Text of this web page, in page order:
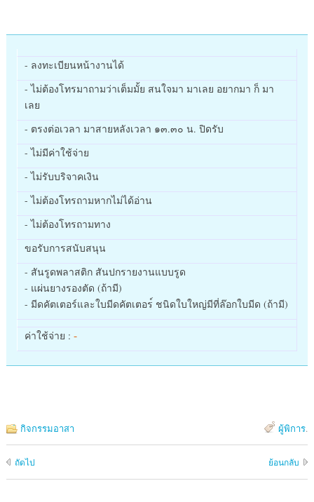
- ลงทะเบียนหน้างานได้
- ไม่ต้องโทรมาถามว่าเต็มมั้ย สนใจมา มาเลย อยากมา ก็ มา
เลย
- ตรงต่อเวลา มาสายหลังเวลา ๑๓.๓๐ น. ปิดรับ
- ไม่มีค่าใช้จ่าย
- ไม่รับบริจาคเงิน
- ไม่ต้องโทรถามหากไม่ได้อ่าน
- ไม่ต้องโทรถามทาง
ขอรับการสนับสนุน
- สันรูดพลาสติก สันปกรายงานแบบรูด
- แผ่นยางรองตัด (ถ้ามี)
- มีดคัตเตอร์และใบมีดคัตเตอร ์ ชนิดใบใหญ่มีที่ล๊อกใบมีด (ถ้ามี)
ค่าใช้จ่าย : -
กิจกรรมอาสา ผู้พิการ.
ถัดไป ย้อนกลับ